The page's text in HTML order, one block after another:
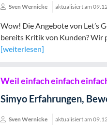
Sven Wernicke aktualisiert am
Wow! Die Angebote von Let’s
bereits Kritik von Kunden? Wir
[weiterlesen]
Weil einfach einfach
Simyo Erfahrungen,
Sven Wernicke aktualisiert am